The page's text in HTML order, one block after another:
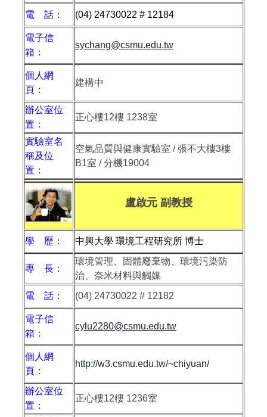
電 話：
(04) 24730022 # 12184
電子信
箱：
sychang@csmu.edu.tw
個人網
頁：
建構中
辦公室位
置：
正心樓12樓 1238室
實驗室名
稱及位
置：
空氣品質與健康實驗室 / 張不大樓3樓
B1室 / 分機19004
盧啟元 副教授
學 歷： 中興大學 環境工程研究所 博士
專 長：
環境管理、固體廢棄物、環境污染防
治、奈米材料與觸媒
電 話：
(04) 24730022 # 12182
電子信
箱：
cylu2280@csmu.edu.tw
個人網
頁：
http://w3.csmu.edu.tw/~chiyuan/
辦公室位
置：
正心樓12樓 1236室